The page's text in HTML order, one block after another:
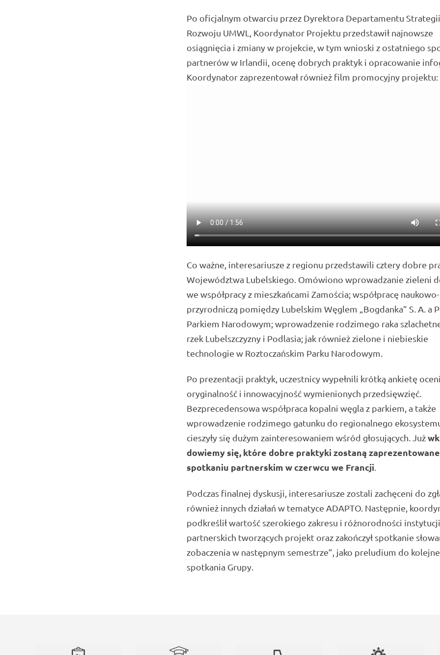
Po oficjalnym otwarciu przez Dyrektora Departamentu
Rozwoju UMWL, Koordynator Projektu przedstawił najnowsze
osiągnięcia i zmiany w projekcie, w tym wnioski z ostatniego
partnerów w Irlandii, ocenę dobrych praktyk i opracowanie
Koordynator zaprezentował również film promocyjny projektu:
Co ważne, interesariusze z regionu przedstawili cztery dobre
Województwa Lubelskiego. Omówiono wprowadzanie zieleni
we współpracy z mieszkańcami Zamościa; współpracę naukowo-
przyrodniczą pomiędzy Lubelskim Węglem „Bogdanka” S. A. a
Parkiem Narodowym; wprowadzenie rodzimego raka
rzek Lubelszczyzny i Podlasia; jak również zielone i niebieskie
technologie w Roztoczańskim Parku Narodowym.
Po prezentacji praktyk, uczestnicy wypełnili krótką ankietę
oryginalność i innowacyjność wymienionych przedsięwzięć.
Bezprecedensowa współpraca kopalni węgla z parkiem, a także
wprowadzenie rodzimego gatunku do regionalnego
cieszyły się dużym zainteresowaniem wśród głosujących. Już
dowiemy się, które dobre praktyki zostaną
spotkaniu partnerskim w czerwcu we Francji.
Podczas finalnej dyskusji, interesariusze zostali zachęceni do
również innych działań w tematyce ADAPTO. Następnie,
podkreślił wartość szerokiego zakresu i różnorodności instytucji
partnerskich tworzących projekt oraz zakończył spotkanie
zobaczenia w następnym semestrze”, jako preludium do
spotkania Grupy.